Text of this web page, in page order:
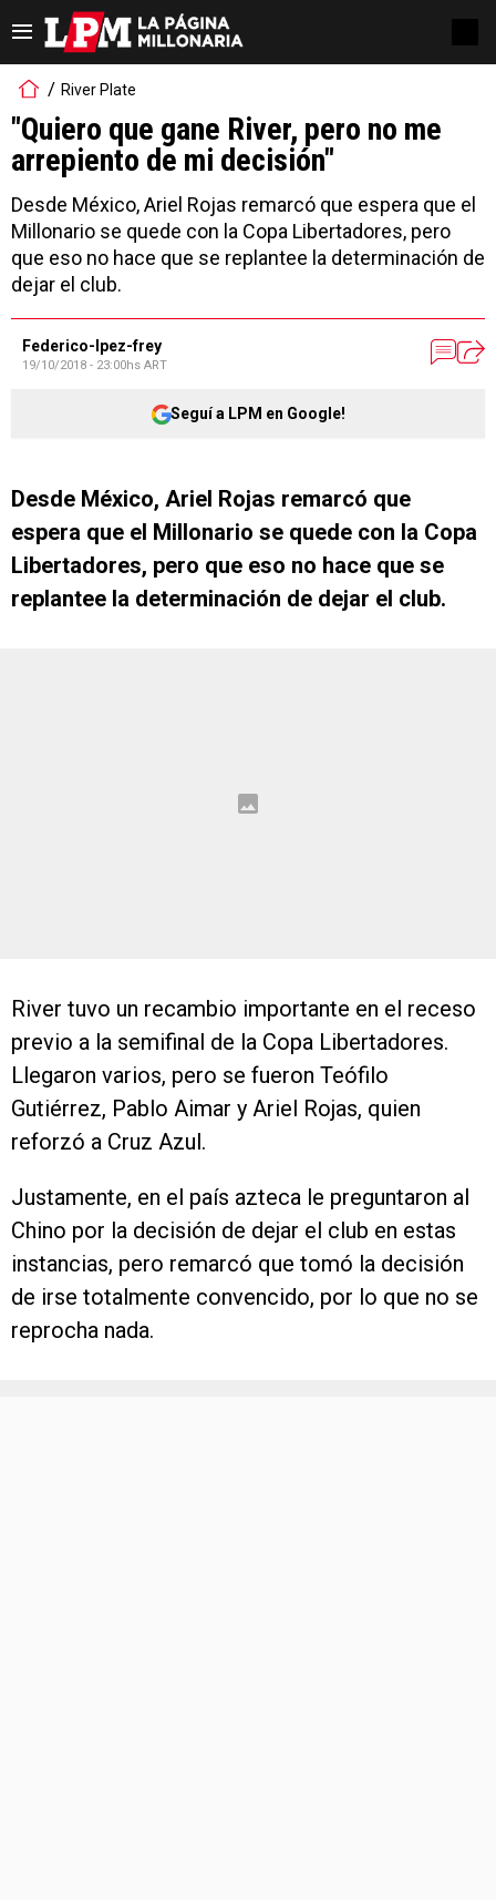
River Plate
"Quiero que gane River, pero no me
arrepiento de mi decisión"
Desde México, Ariel Rojas remarcó que espera que el
Millonario se quede con la Copa Libertadores, pero
que eso no hace que se replantee la determinación de
dejar el club.
Federico-lpez-frey
19/10/2018 - 23:00hs ART
Seguí a LPM en Google!
Desde México, Ariel Rojas remarcó que
espera que el Millonario se quede con la Copa
Libertadores, pero que eso no hace que se
replantee la determinación de dejar el club.
River tuvo un recambio importante en el receso
previo a la semifinal de la Copa Libertadores.
Llegaron varios, pero se fueron Teófilo
Gutiérrez, Pablo Aimar y Ariel Rojas, quien
reforzó a Cruz Azul.
Justamente, en el país azteca le preguntaron al
Chino por la decisión de dejar el club en estas
instancias, pero remarcó que tomó la decisión
de irse totalmente convencido, por lo que no se
reprocha nada.